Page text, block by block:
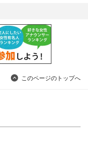
このページのトップへ